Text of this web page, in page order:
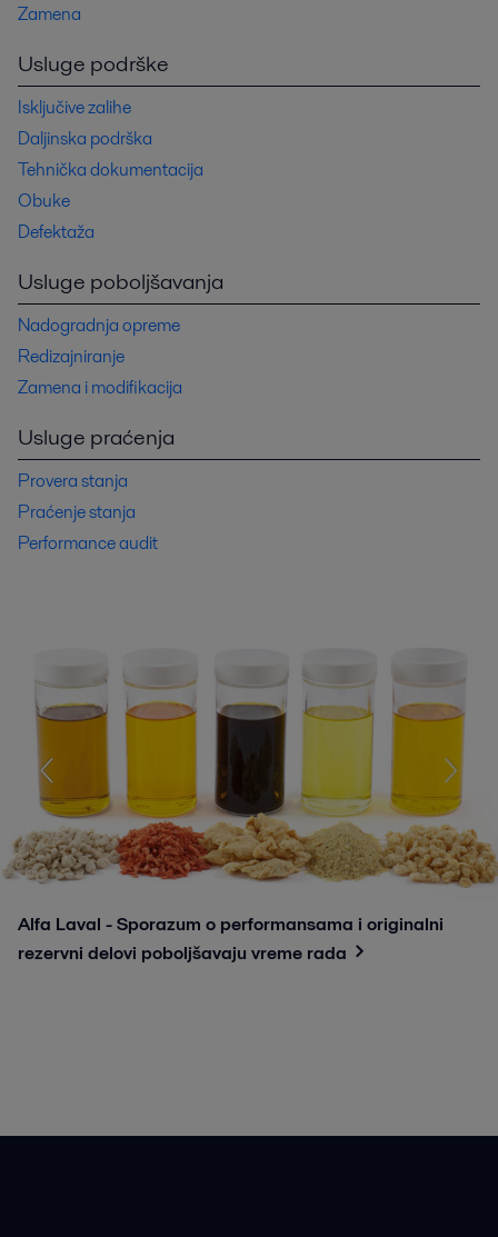
Usluge praćenja
Provera stanja
Praćenje stanja
Performance audit
Usluge poboljšavanja
Nadogradnja opreme
Redizajniranje
Zamena i modifikacija
Usluge podrške
Isključive zalihe
Daljinska podrška
Tehnička dokumentacija
Obuke
Defektaža
Zamena
Alfa Laval - Sporazum o performansama i originalni
rezervni delovi poboljšavaju vreme rada